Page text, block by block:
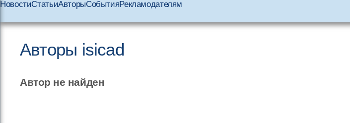
НовостиСтатьиАвторыСобытияРекламодателям
Авторы isicad
Автор не найден